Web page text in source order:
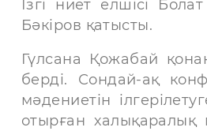
Ізгі ниет елшісі
Бәкіров қатысты.
Гүлсана Қожабай
берді. Сондай-ақ
мәдениетін
отырған халықаралық